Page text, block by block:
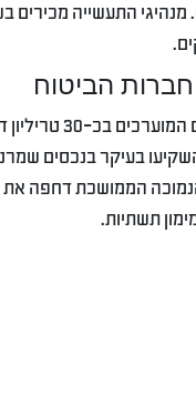
התעשייה מכירים
הביטוח
תעשיית
בעיקר בנכסים
הממושכת דחפה את
תשתיות.